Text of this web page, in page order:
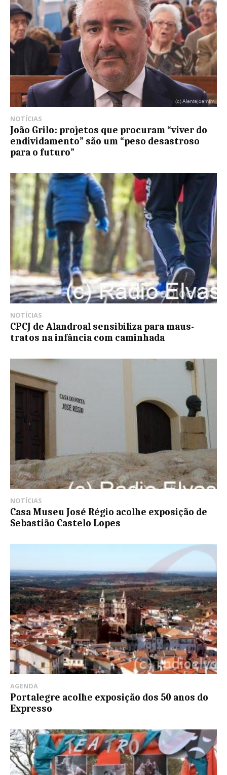
NOTÍCIAS
João Grilo: projetos que procuram “viver do
endividamento” são um “peso desastroso
para o futuro”
NOTÍCIAS
CPCJ de Alandroal sensibiliza para maus-
tratos na infância com caminhada
NOTÍCIAS
Casa Museu José Régio acolhe exposição de
Sebastião Castelo Lopes
AGENDA
Portalegre acolhe exposição dos 50 anos do
Expresso